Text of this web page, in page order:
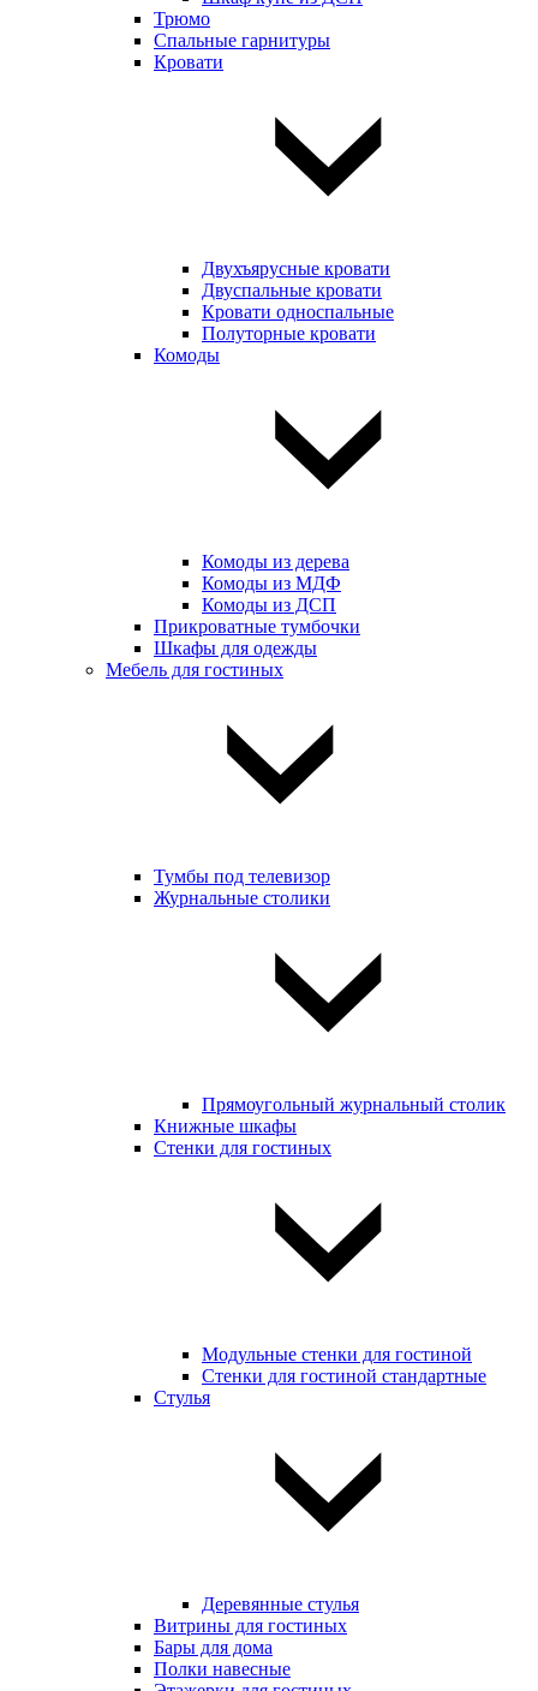
Трюмо
Спальные гарнитуры
Кровати
Двухъярусные кровати
Двуспальные кровати
Кровати односпальные
Полуторные кровати
Комоды
Комоды из дерева
Комоды из МДФ
Комоды из ДСП
Прикроватные тумбочки
Шкафы для одежды
Мебель для гостиных
Тумбы под телевизор
Журнальные столики
Прямоугольный журнальный столик
Книжные шкафы
Стенки для гостиных
Модульные стенки для гостиной
Стенки для гостиной стандартные
Стулья
Деревянные стулья
Витрины для гостиных
Бары для дома
Полки навесные